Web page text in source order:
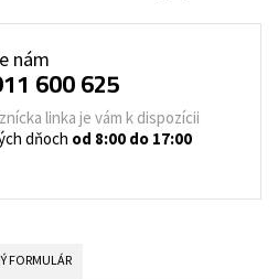
nám
600 625
linka je vám k dispozícii
dňoch od 8:00 do 17:00
FORMULÁR